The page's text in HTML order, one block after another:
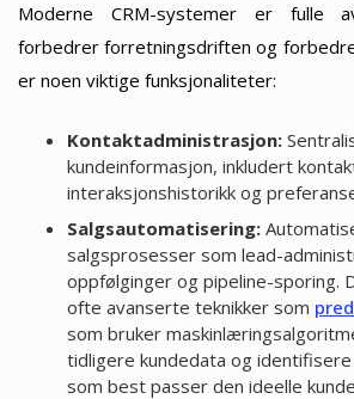
Moderne CRM-systemer er fulle
forbedrer forretningsdriften og
er noen viktige funksjonaliteter:
Kontaktadministrasjon:
kundeinformasjon, inkludert
interaksjonshistorikk og
Salgsautomatisering:
salgsprosesser som lead-
oppfølginger og pipeline-sporing.
ofte avanserte teknikker som
som bruker
tidligere kundedata og
som best passer den ideelle